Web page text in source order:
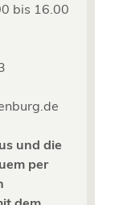
bis 16.00
und die
per